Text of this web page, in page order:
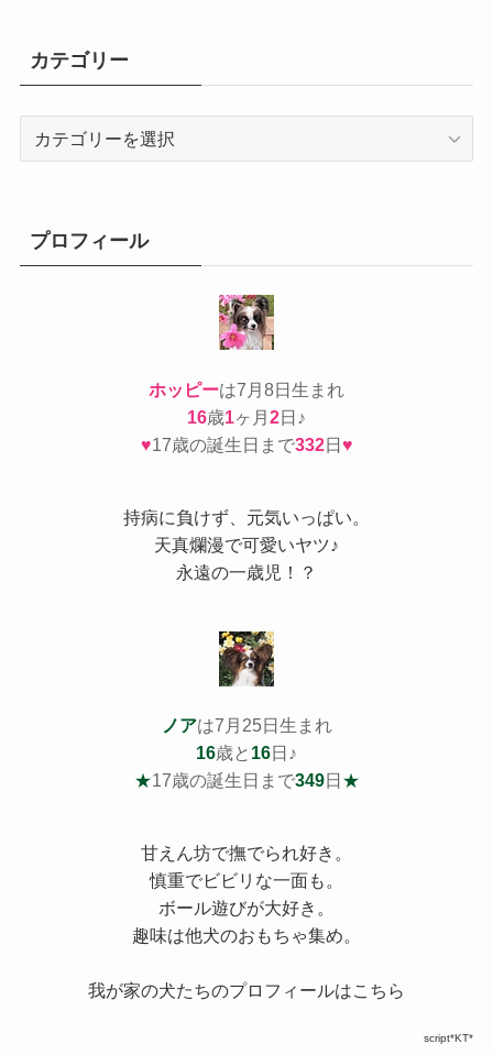
カテゴリー
ープロフィール
ホッピーは7月8日生まれ
16歳1 ヶ月2日♪
♥17歳の誕生日まで332日♥
持病に負けず、元気いっぱい。
天真爛漫で可愛いヤツ♪
永遠の一歳児！？
ノアは7月25日生まれ
16歳と 16日♪
★17歳の誕生日まで349日 ★
甘えん坊で撫でられ好き。
慎重でビビリな一面も。
ボール遊びが大好き。
趣味は他犬のおもちゃ集め。
我が家の犬たちのプロフィールはこちら
script*KT*